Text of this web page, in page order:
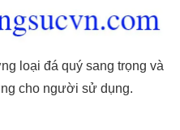
loại đá quý sang trọng và
cho người sử dụng.